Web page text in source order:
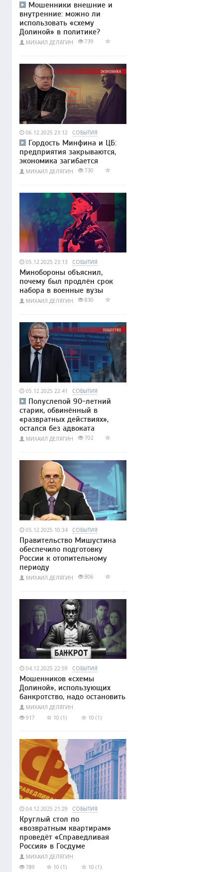
Мошенники внешние и
внутренние: можно ли
использовать «схему
Долиной» в политике?
МИХАИЛ ДЕЛЯГИН 739
06.12.2025 23:12 СОБЫТИЯ
Гордость Минфина и ЦБ:
предприятия закрываются,
экономика загибается
МИХАИЛ ДЕЛЯГИН 730
05.12.2025 23:13 СОБЫТИЯ
Минобороны объяснил,
почему был продлён срок
набора в военные вузы
МИХАИЛ ДЕЛЯГИН 830
05.12.2025 22:41 СОБЫТИЯ
Полуслепой 90-летний
старик, обвинённый в
«развратных действиях»,
остался без адвоката
МИХАИЛ ДЕЛЯГИН 702
05.12.2025 10:34 СОБЫТИЯ
Правительство Мишустина
обеспечило подготовку
России к отопительному
периоду
МИХАИЛ ДЕЛЯГИН 806
04.12.2025 22:59 СОБЫТИЯ
Мошенников «схемы
Долиной», использующих
банкротство, надо остановить
МИХАИЛ ДЕЛЯГИН
917
10 (1) 10 (1)
04.12.2025 21:29 СОБЫТИЯ
Круглый стол по
«возвратным квартирам»
проведёт «Справедливая
Россия» в Госдуме
МИХАИЛ ДЕЛЯГИН
789
10 (1) 10 (1)